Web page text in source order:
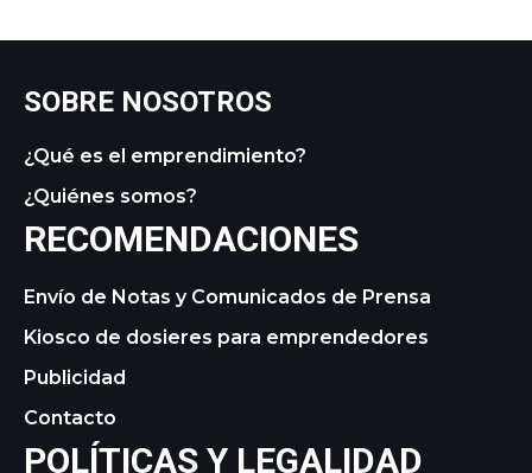
SOBRE NOSOTROS
¿Qué es el emprendimiento?
¿Quiénes somos?
RECOMENDACIONES
Envío de Notas y Comunicados de Prensa
Kiosco de dosieres para emprendedores
Publicidad
Contacto
POLÍTICAS Y LEGALIDAD